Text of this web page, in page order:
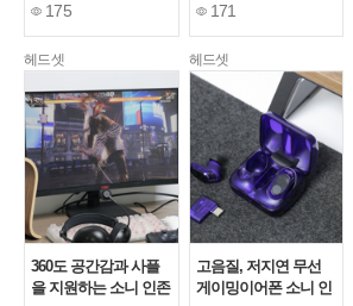
175 171
헤드셋
360도 공간감과 사플
을 지원하는 소니 인존
헤드셋
고음질, 저지연 무선
게이밍이어폰 소니 인